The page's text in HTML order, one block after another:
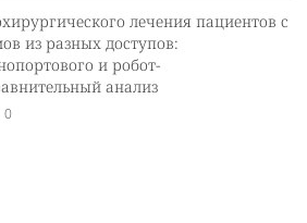
лечения пациентов с
из разных доступов:
и робот-
анализ
0